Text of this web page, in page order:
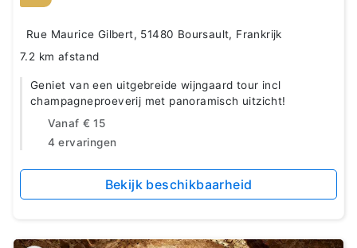
Rue Maurice Gilbert, 51480 Boursault, Frankrijk
7.2 km afstand
Geniet van een uitgebreide wijngaard tour incl
champagneproeverij met panoramisch uitzicht!
Vanaf € 15
4 ervaringen
Bekijk beschikbaarheid